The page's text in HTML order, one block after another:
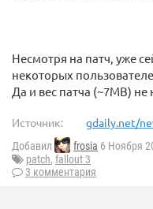
Несмотря на патч, уже
некоторых
Да и вес патча (~7MB)
Источник: gdaily.net/
Добавил frosia 6 Ноября
patch, fallout 3
3 комментария